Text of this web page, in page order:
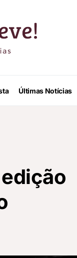
Últimas Notícias